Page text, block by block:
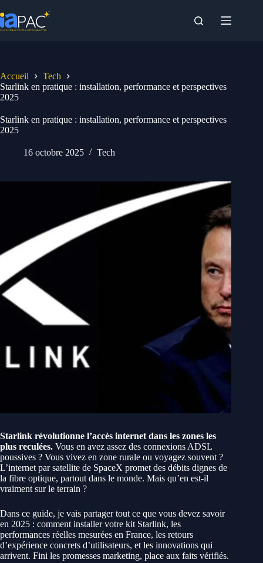
au
contenu
Accueil
Tech
Starlink en pratique : installation, performance et perspectives
2025
Starlink en pratique : installation, performance et perspectives
2025
16 octobre 2025 Tech
Starlink révolutionne l’accès internet dans les zones les
plus reculées. Vous en avez assez des connexions ADSL
poussives ? Vous vivez en zone rurale ou voyagez souvent ?
L’internet par satellite de SpaceX promet des débits dignes de
la fibre optique, partout dans le monde. Mais qu’en est-il
vraiment sur le terrain ?
Dans ce guide, je vais partager tout ce que vous devez savoir
en 2025 : comment installer votre kit Starlink, les
performances réelles mesurées en France, les retours
d’expérience concrets d’utilisateurs, et les innovations qui
arrivent. Fini les promesses marketing, place aux faits vérifiés.